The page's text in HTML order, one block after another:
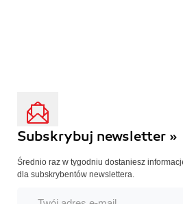
Subskrybuj newsletter »
Średnio raz w tygodniu dostaniesz
dla subskrybentów newslettera.